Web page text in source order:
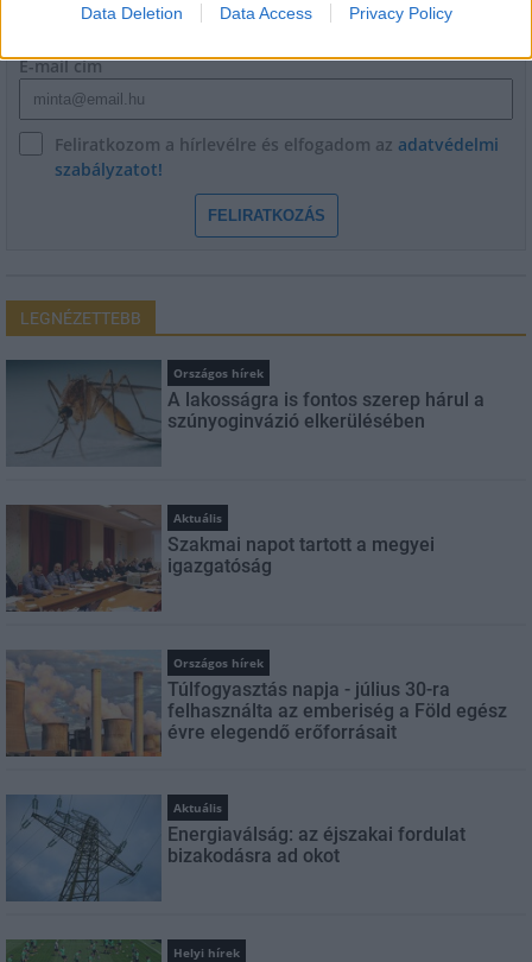
Data Deletion Data Access Privacy Policy
E-mail cím
Feliratkozom a hírlevélre és elfogadom az adatvédelmi
szabályzatot!
FELIRATKOZÁS
LEGNÉZETTEBB
Országos hírek
A lakosságra is fontos szerep hárul a
szúnyoginvázió elkerülésében
Aktuális
Szakmai napot tartott a megyei
igazgatóság
Országos hírek
Túlfogyasztás napja - július 30-ra
felhasználta az emberiség a Föld egész
évre elegendő erőforrásait
Aktuális
Energiaválság: az éjszakai fordulat
bizakodásra ad okot
Helyi hírek